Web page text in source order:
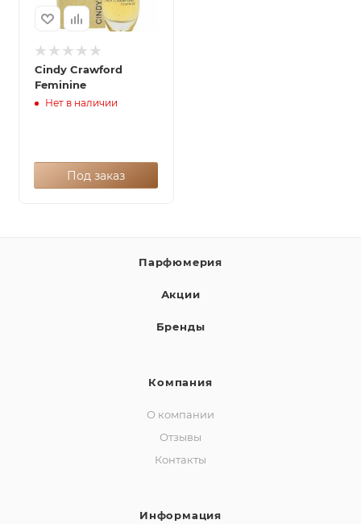
Cindy Crawford
Feminine
Нет в наличии
Под заказ
Парфюмерия
Акции
Бренды
Компания
О компании
Отзывы
Контакты
Информация